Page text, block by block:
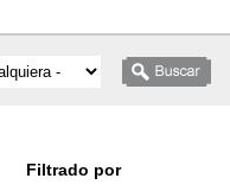
Filtrado por